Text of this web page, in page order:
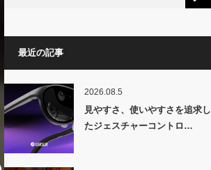
最近の記事
2026.08.5
見やすさ、使いやすさを追求し
たジェスチャーコントロ…